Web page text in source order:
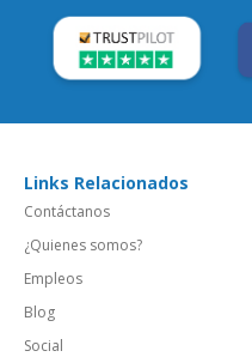
Links Relacionados
Contáctanos
¿Quienes somos?
Empleos
Blog
Social